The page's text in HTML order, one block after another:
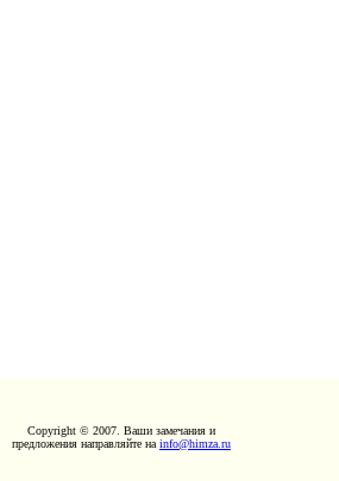
Copyright © 2007. Ваши замечания и
предложения направляйте на info@himza.ru